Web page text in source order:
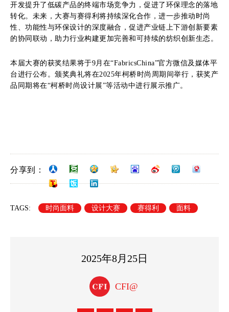
开发提升了低碳产品的终端市场竞争力，促进了环保理念的落地
转化。未来，大赛与赛得利将持续深化合作，进一步推动时尚
性、功能性与环保设计的深度融合，促进产业链上下游创新要素
的协同联动，助力行业构建更加完善和可持续的纺织创新生态。
本届大赛的获奖结果将于9月在“FabricsChina”官方微信及媒体平
台进行公布。颁奖典礼将在2025年柯桥时尚周期间举行，获奖产
品同期将在“柯桥时尚设计展”等活动中进行展示推广。
分享到：
TAGS: 时尚面料 设计大赛 赛得利 面料
2025年8月25日
CFI@